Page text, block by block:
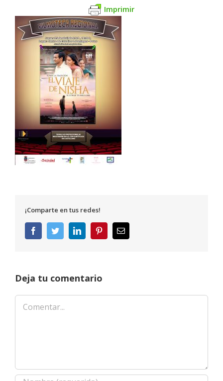
Imprimir
¡Comparte en tus redes!
FacebookTwitterLinkedInPinterestCorreo
electrónico
Deja tu comentario
Comentar